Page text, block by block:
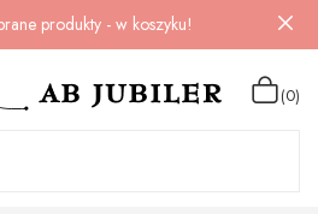
produkty - w koszyku!
(0)